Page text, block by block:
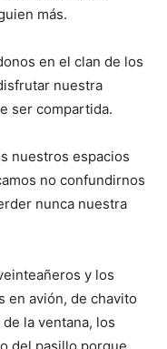
más.
en el clan de los
nuestra
ser compartida.
nuestros espacios
no confundirnos
nunca nuestra
y los
en avión, de chavito
la ventana, los